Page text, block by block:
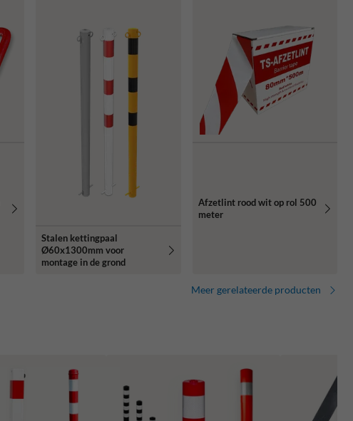
Stalen kettingpaal
Ø60x1300mm voor
montage in de grond
Afzetlint rood wit op rol 500
meter
Meer gerelateerde producten